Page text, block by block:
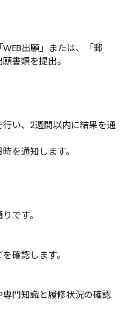
出願」または、「郵
書類を提出。
い、2週間以内に結果を通
を通知します。
です。
確認します。
門知識と履修状況の確認